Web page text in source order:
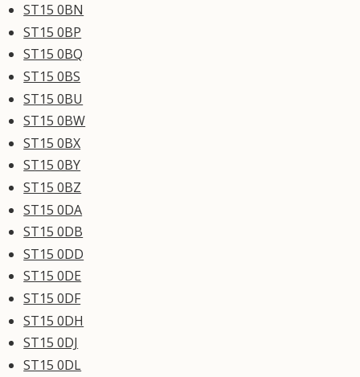
ST15 0BN
ST15 0BP
ST15 0BQ
ST15 0BS
ST15 0BU
ST15 0BW
ST15 0BX
ST15 0BY
ST15 0BZ
ST15 0DA
ST15 0DB
ST15 0DD
ST15 0DE
ST15 0DF
ST15 0DH
ST15 0DJ
ST15 0DL